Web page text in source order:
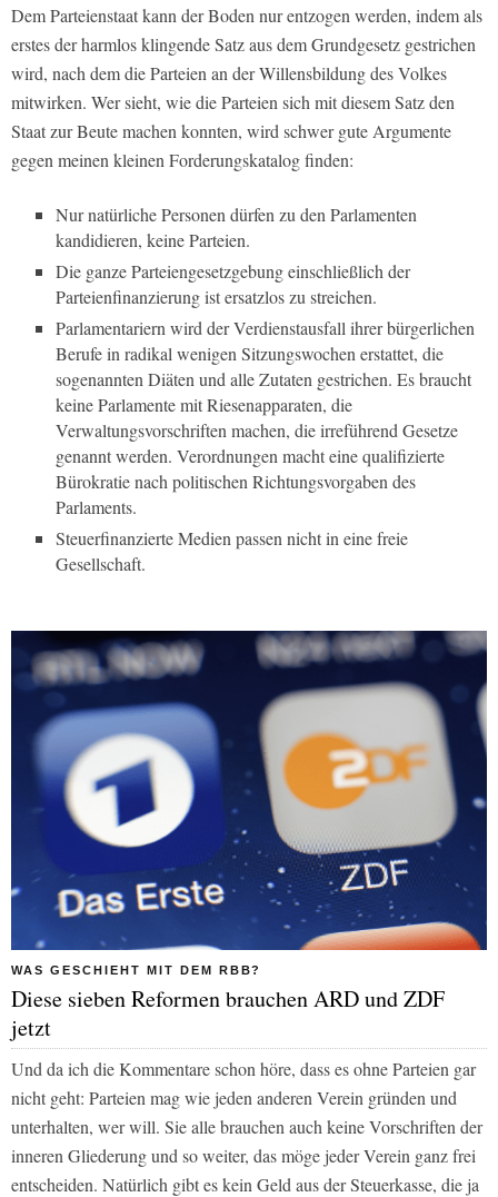
Dem Parteienstaat kann der Boden nur entzogen werden, indem als
erstes der harmlos klingende Satz aus dem Grundgesetz gestrichen
wird, nach dem die Parteien an der Willensbildung des Volkes
mitwirken. Wer sieht, wie die Parteien sich mit diesem Satz den
Staat zur Beute machen konnten, wird schwer gute Argumente
gegen meinen kleinen Forderungskatalog finden:
Nur natürliche Personen dürfen zu den Parlamenten
kandidieren, keine Parteien.
Die ganze Parteiengesetzgebung einschließlich der
Parteienfinanzierung ist ersatzlos zu streichen.
Parlamentariern wird der Verdienstausfall ihrer bürgerlichen
Berufe in radikal wenigen Sitzungswochen erstattet, die
sogenannten Diäten und alle Zutaten gestrichen. Es braucht
keine Parlamente mit Riesenapparaten, die
Verwaltungsvorschriften machen, die irreführend Gesetze
genannt werden. Verordnungen macht eine qualifizierte
Bürokratie nach politischen Richtungsvorgaben des
Parlaments.
Steuerfinanzierte Medien passen nicht in eine freie
Gesellschaft.
WAS GESCHIEHT MIT DEM RBB?
Diese sieben Reformen brauchen ARD und ZDF
jetzt
Und da ich die Kommentare schon höre, dass es ohne Parteien gar
nicht geht: Parteien mag wie jeden anderen Verein gründen und
unterhalten, wer will. Sie alle brauchen auch keine Vorschriften der
inneren Gliederung und so weiter, das möge jeder Verein ganz frei
entscheiden. Natürlich gibt es kein Geld aus der Steuerkasse, die ja